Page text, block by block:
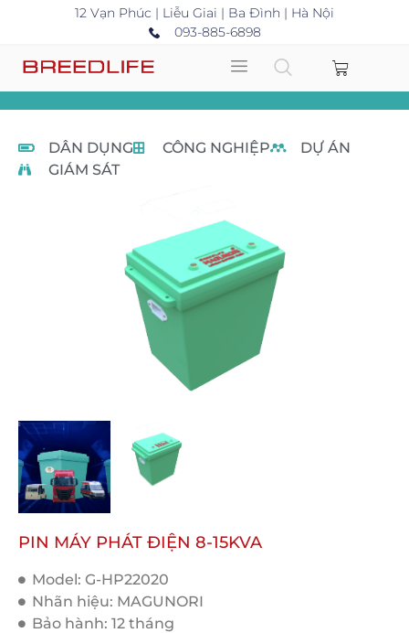
12 Vạn Phúc | Liễu Giai | Ba Đình | Hà Nội
093-885-6898
DÂN DỤNG CÔNG NGHIỆP
DỰ ÁN
GIÁM SÁT
PIN MÁY PHÁT ĐIỆN 8-15KVA
Model: G-HP22020
Nhãn hiệu: MAGUNORI
Bảo hành: 12 tháng